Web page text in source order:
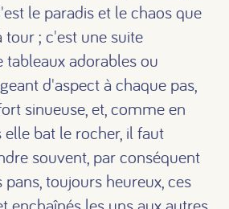
le paradis et le chaos que
; c'est une suite
adorables ou
d'aspect à chaque pas,
sinueuse, et, comme en
bat le rocher, il faut
souvent, par conséquent
toujours heureux, ces